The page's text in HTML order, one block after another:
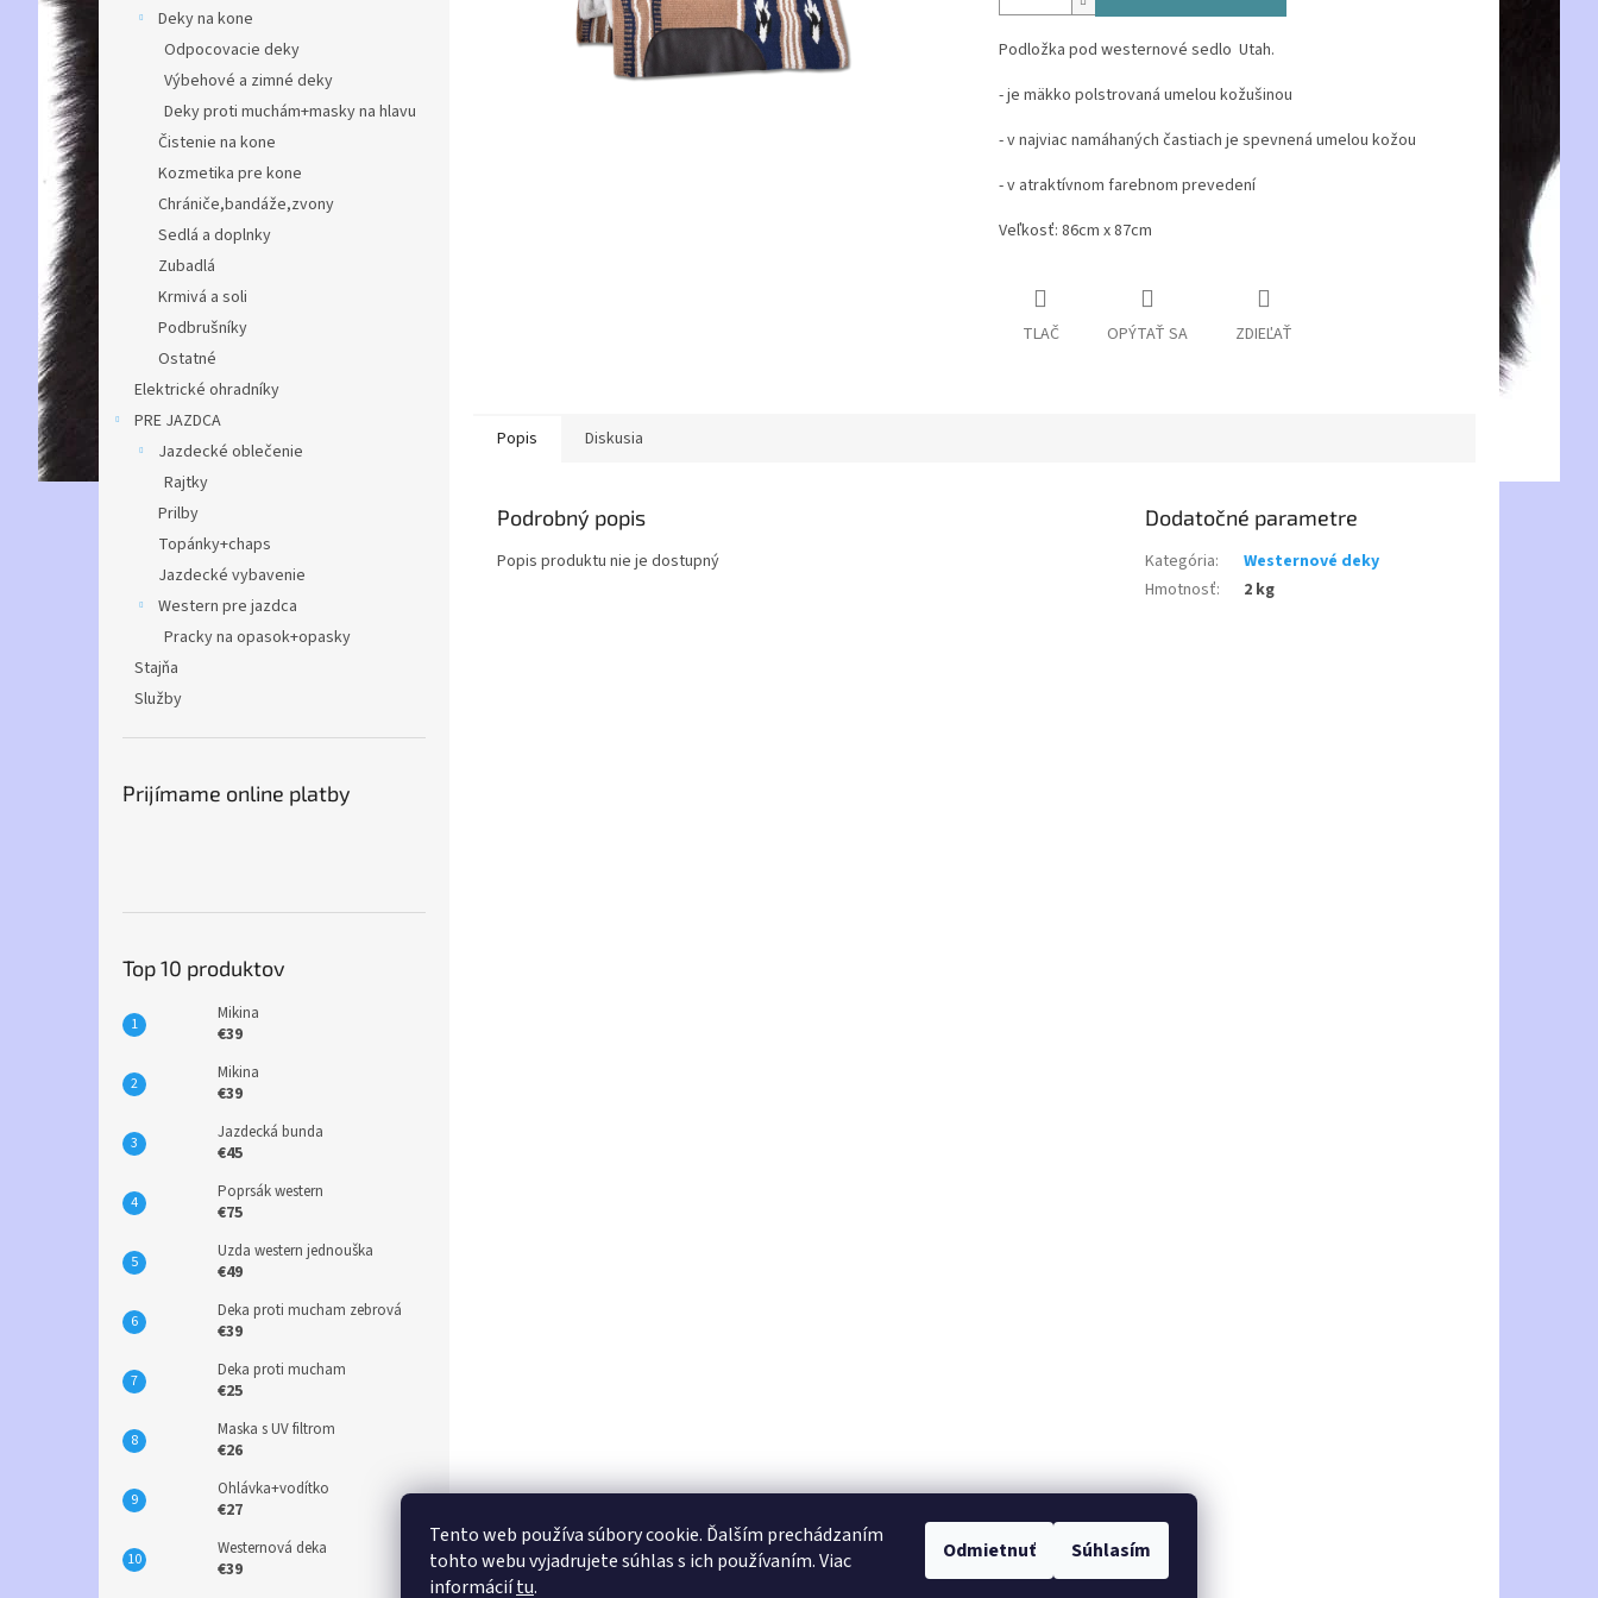
Tento web používa súbory cookie. Ďalším prechádzaním
tohto webu vyjadrujete súhlas s ich používaním. Viac
informáciítu.
Odmietnuť Súhlasím
Deky na kone
Odpocovacie deky
Výbehové a zimné deky
Deky proti muchám+masky na hlavu
Čistenie na kone
Kozmetika pre kone
Chrániče,bandáže,zvony
Sedlá a doplnky
Zubadlá
Krmivá a soli
Podbrušníky
Ostatné
Elektrické ohradníky
PRE JAZDCA
Jazdecké oblečenie
Rajtky
Prilby
Topánky+chaps
Jazdecké vybavenie
Western pre jazdca
Pracky na opasok+opasky
Stajňa
Služby
Prijímame online platby
Top 10 produktov
Mikina
€39
Mikina
€39
Jazdecká bunda
€45
Poprsák western
€75
Uzda western jednouška
€49
Deka proti mucham zebrová
€39
Deka proti mucham
€25
Maska s UV filtrom
€26
Ohlávka+vodítko
€27
Westernová deka
€39
Podložka pod westernové sedlo Utah.
- je mäkko polstrovaná umelou kožušinou
- v najviac namáhaných častiach je spevnená umelou kožou
- v atraktívnom farebnom prevedení
Veľkosť: 86cm x 87cm
TLAČ OPÝTAŤ SA ZDIEĽAŤ
Popis Diskusia
Podrobný popis
Popis produktu nie je dostupný
Dodatočné parametre
Kategória:
Westernové deky
Hmotnosť: 2 kg